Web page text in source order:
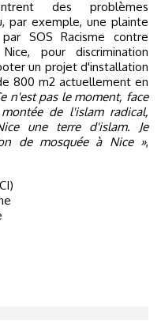
des problèmes
par exemple, une plainte
SOS Racisme contre
pour discrimination
un projet d'installation
800 m2 actuellement en
n'est pas le moment, face
de l'islam radical,
une terre d'islam. Je
de mosquée à Nice »,